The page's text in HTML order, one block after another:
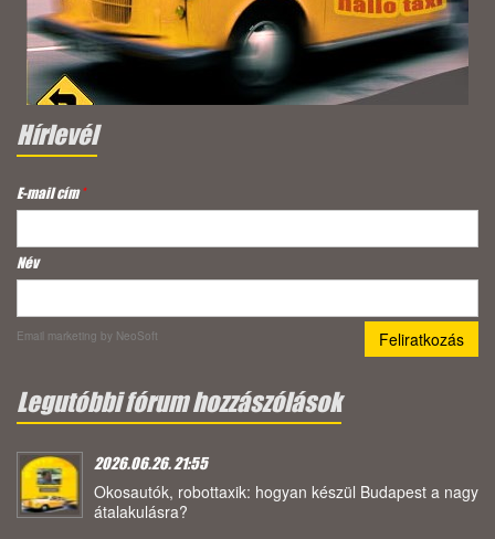
Hírlevél
E-mail cím*
Név
Email marketing by NeoSoft
Legutóbbi fórum hozzászólások
2026.06.26. 21:55
Okosautók, robottaxik: hogyan készül Budapest a nagy
átalakulásra?